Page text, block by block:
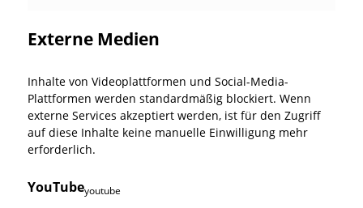
Externe Medien
Inhalte von Videoplattformen und Social-Media-
Plattformen werden standardmäßig blockiert. Wenn
externe Services akzeptiert werden, ist für den Zugriff
auf diese Inhalte keine manuelle Einwilligung mehr
erforderlich.
YouTubeyoutube